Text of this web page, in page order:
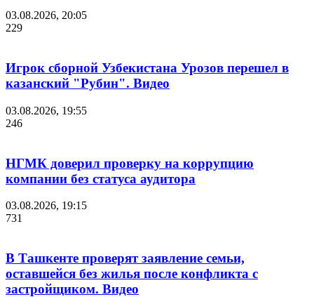
03.08.2026, 20:05
229
Игрок сборной Узбекистана Урозов перешел в
казанский "Рубин". Видео
03.08.2026, 19:55
246
НГМК доверил проверку на коррупцию
компании без статуса аудитора
03.08.2026, 19:15
731
В Ташкенте проверят заявление семьи,
оставшейся без жилья после конфликта с
застройщиком. Видео